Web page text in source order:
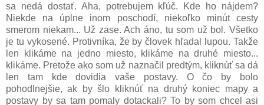
sa nedá dostať. Aha, potrebujem kľúč. Kde ho nájdem?
Niekde na úplne inom poschodí, niekoľko minút cesty
smerom niekam... Už zase. Ach áno, tu som už bol. Všetko
je tu vykosené. Protivníka, že by človek hľadal lupou. Takže
len klikáme na jedno miesto, klikáme na druhé miesto...
klikáme. Pretože ako som už naznačil predtým, kliknúť sa dá
len tam kde dovidia vaše postavy. O čo by bolo
pohodlnejšie, ak by šlo kliknúť na druhý koniec mapy a
postavy by sa tam pomaly dotackali? To by som chcel asi